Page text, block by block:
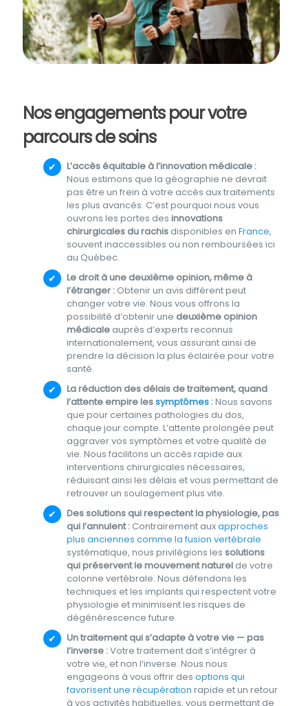
Nos engagements pour votre
parcours de soins
L’accès équitable à l’innovation médicale :
Nous estimons que la géographie ne devrait
pas être un frein à votre accès aux traitements
les plus avancés. C’est pourquoi nous vous
ouvrons les portes des innovations
chirurgicales du rachisdisponibles en France,
souvent inaccessibles ou non remboursées ici
au Québec.
Le droit à une deuxième opinion, même à
l’étranger :Obtenir un avis différent peut
changer votre vie. Nous vous offrons la
possibilité d’obtenir une deuxième opinion
médicaleauprès d’experts reconnus
internationalement, vous assurant ainsi de
prendre la décision la plus éclairée pour votre
santé.
La réduction des délais de traitement, quand
l’attente empire lessymptômes:Nous savons
que pour certaines pathologies du dos,
chaque jour compte. L’attente prolongée peut
aggraver vos symptômes et votre qualité de
vie. Nous facilitons un accès rapide aux
interventions chirurgicales nécessaires,
réduisant ainsi les délais et vous permettant de
retrouver un soulagement plus vite.
Des solutions qui respectent la physiologie, pas
qui l’annulent :Contrairement auxapproches
plus anciennes comme la fusion vertébrale
systématique, nous privilégions les solutions
qui préservent le mouvement naturelde votre
colonne vertébrale. Nous défendons les
techniques et les implants qui respectent votre
physiologie et minimisent les risques de
dégénérescence future.
Un traitement qui s’adapte à votre vie — pas
l’inverse :Votre traitement doit s’intégrer à
votre vie, et non l’inverse. Nous nous
engageons à vous offrir des options qui
favorisent une récupération rapide et un retour
à vos activités habituelles, vous permettant de